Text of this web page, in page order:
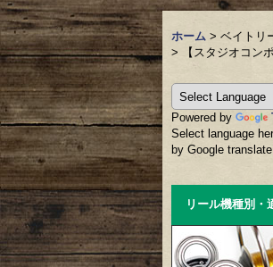
ホーム > ベイトリ
>
【スタジオコン
Powered by
Select language
by Google translate
リール機種別・